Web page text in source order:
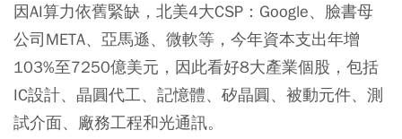
因AI算力依舊緊缺，北美4大CSP：Google、臉書母
公司META、亞馬遜、微軟等，今年資本支出年增
103%至7250億美元，因此看好8大產業個股，包括
IC設計、晶圓代工、記憶體、矽晶圓、被動元件、測
試介面、廠務工程和光通訊。